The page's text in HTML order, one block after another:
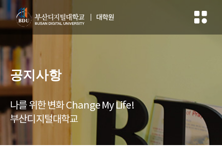
대학원
공지사항
나를 위한 변화 Change My Life!
부산디지털대학교